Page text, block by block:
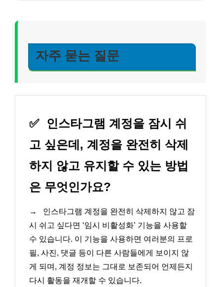
자주 묻는 질문
✅
인스타그램 계정을 잠시 쉬
고 싶은데, 계정을 완전히 삭제
하지 않고 유지할 수 있는 방법
은 무엇인가요?
→
인스타그램 계정을 완전히 삭제하지 않고 잠
시 쉬고 싶다면 ‘임시 비활성화’ 기능을 사용할
수 있습니다. 이 기능을 사용하면 여러분의 프로
필, 사진, 댓글 등이 다른 사람들에게 보이지 않
게 되며, 계정 정보는 그대로 보존되어 언제든지
다시 활동을 재개할 수 있습니다.